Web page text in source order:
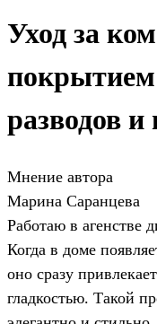
Уход за
разводов
Мнение автора
Марина Саранцева
Работаю в агенстве
Когда в доме
оно сразу
гладкостью. Такой